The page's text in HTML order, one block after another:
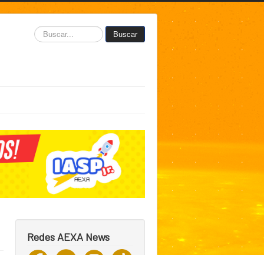
Buscar... Buscar
Redes AEXA News